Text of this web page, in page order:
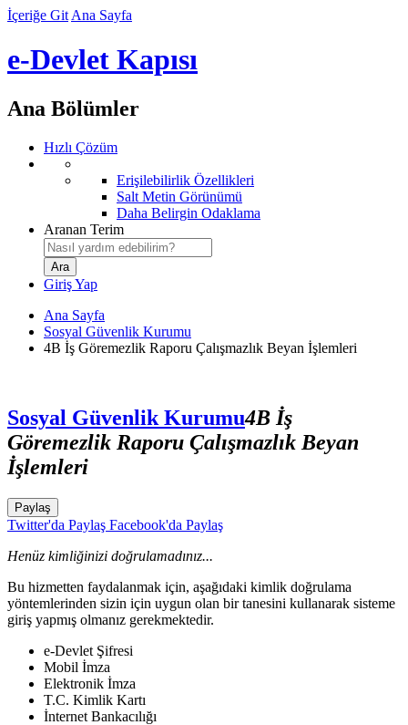
İçeriğe Git Ana Sayfa
e-Devlet Kapısı
Ana Bölümler
Hızlı Çözüm
Erişilebilirlik Özellikleri
Salt Metin Görünümü
Daha Belirgin Odaklama
Aranan Terim
Giriş Yap
Ana Sayfa
Sosyal Güvenlik Kurumu
4B İş Göremezlik Raporu Çalışmazlık Beyan İşlemleri
Sosyal Güvenlik Kurumu4B İş
Göremezlik Raporu Çalışmazlık Beyan
İşlemleri
Paylaş
Twitter'da Paylaş Facebook'da Paylaş
Henüz kimliğinizi doğrulamadınız...
Bu hizmetten faydalanmak için, aşağıdaki kimlik doğrulama
yöntemlerinden sizin için uygun olan bir tanesini kullanarak sisteme
giriş yapmış olmanız gerekmektedir.
e-Devlet Şifresi
Mobil İmza
Elektronik İmza
T.C. Kimlik Kartı
İnternet Bankacılığı